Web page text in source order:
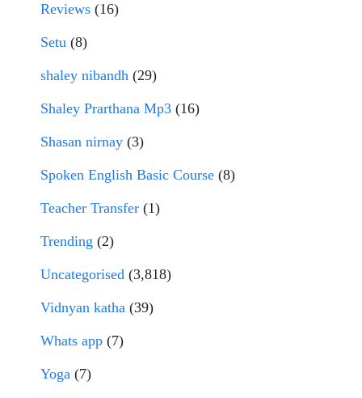
Reviews (16)
Setu (8)
shaley nibandh (29)
Shaley Prarthana Mp3 (16)
Shasan nirnay (3)
Spoken English Basic Course (8)
Teacher Transfer (1)
Trending (2)
Uncategorised (3,818)
Vidnyan katha (39)
Whats app (7)
Yoga (7)